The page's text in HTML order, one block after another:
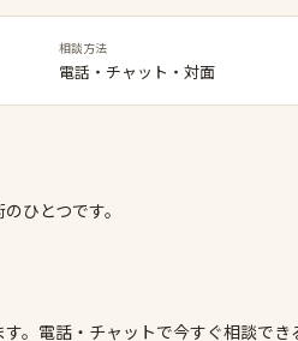
相談方法
電話・チャット・対面
ひとつです。
。電話・チャットで今すぐ相談で